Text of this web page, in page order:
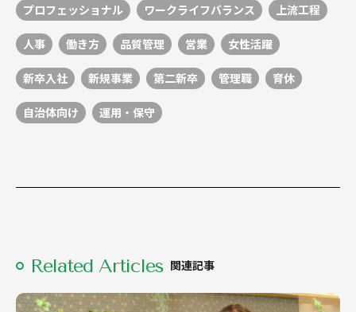
プロフェッショナル ワークライフバランス 上流工程
人事 働き方 品質管理 営業 女性活躍
新卒入社 新規事業 第二新卒 管理職 育休
自治体向け 運用・保守
Related Articles 関連記事